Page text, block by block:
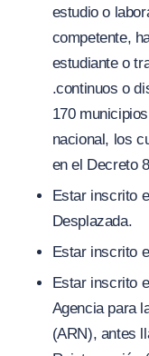
estudio o
competente,
estudiante o
.continuos o
170
nacional, los
en el Decreto
Estar inscrito
Desplazada.
Estar inscrito
Estar inscrito
Agencia para
(ARN), antes